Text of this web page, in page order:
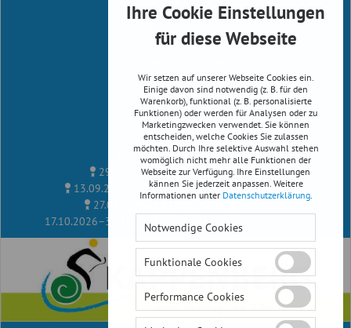
Infos
Impressum
Datenschutz & Cookies
Reiserichtlinien
AGB
Newsletter
Facebook
Unsere Radreise Termine
29.08.2026–12.09.2026 Albanien
13.09.2026–27.09.2026 Kythira, Peloponnes
27.09.2026–11.10.2026
17.10.2026–31.10.2026
Kreta West - die weißen Berge
Ihre Cookie Einstellungen
für diese Webseite
Wir setzen auf unserer Webseite Cookies ein.
Einige davon sind notwendig (z. B. für den
Warenkorb), funktional (z. B. personalisierte
Funktionen) oder werden für Analysen oder zu
Marketingzwecken verwendet. Sie können
entscheiden, welche Cookies Sie zulassen
möchten. Durch Ihre selektive Auswahl stehen
womöglich nicht mehr alle Funktionen der
Webseite zur Verfügung. Ihre Einstellungen
kännen Sie jederzeit anpassen. Weitere
Informationen unter Datenschutzerklärung.
Notwendige Cookies
Funktionale Cookies
Performance Cookies